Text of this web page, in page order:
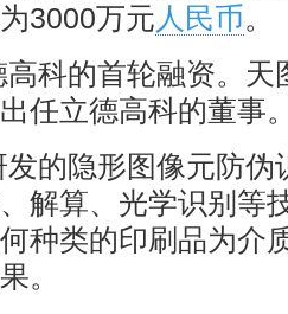
3000万元 人民币。
科的首轮融资。天
任立德高科的董事
的隐形图像元防伪
解算、光学识别等
种类的印刷品为介
。